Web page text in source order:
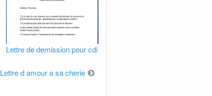
Lettre de demission pour cdi
Lettre d amour a sa cherie